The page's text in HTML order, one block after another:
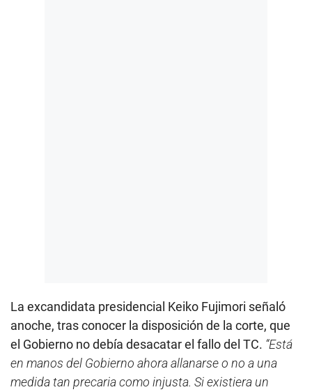
La excandidata presidencial Keiko Fujimori señaló
anoche, tras conocer la disposición de la corte, que
el Gobierno no debía desacatar el fallo del TC. “Está
en manos del Gobierno ahora allanarse o no a una
medida tan precaria como injusta. Si existiera un